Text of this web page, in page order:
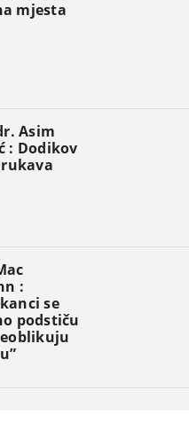
mjesta
Asim
: Dodikov
rukava
:
se
podstiču